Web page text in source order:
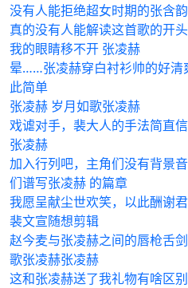
没有人能拒绝超女时期的张含韵
真的没有人能解读这首歌的开头
我的眼睛移不开 张凌赫
晕……张凌赫穿白衬衫帅的好清
此简单
张凌赫 岁月如歌张凌赫
戏谑对手，裴大人的手法简直
张凌赫
加入行列吧，主角们没有背景
们谱写张凌赫 的篇章
我愿呈献尘世欢笑，以此酬谢
裴文宣随想剪辑
赵今麦与张凌赫之间的唇枪舌
歌张凌赫张凌赫
这和张凌赫送了我礼物有啥区别